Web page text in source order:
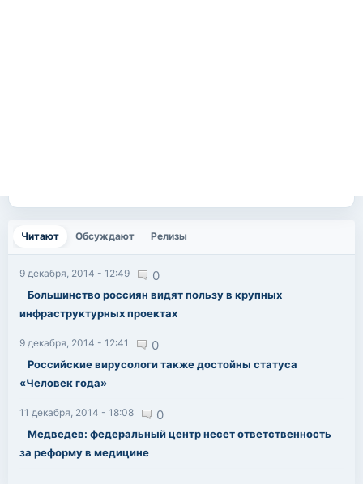
Читают
(активная вкладка)
Обсуждают Релизы
9 декабря, 2014 - 12:49 0
Большинство россиян видят пользу в крупных
инфраструктурных проектах
9 декабря, 2014 - 12:41 0
Российские вирусологи также достойны статуса
«Человек года»
11 декабря, 2014 - 18:08 0
Медведев: федеральный центр несет ответственность
за реформу в медицине